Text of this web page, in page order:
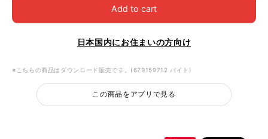
Add to cart
日本国内にお住まいの方向け
※こちらの商品はダウンロード販売です。(679159712 バイト)
この商品をアプリで見る